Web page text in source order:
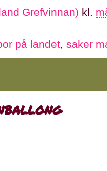
Grefvinnan) kl.
på landet saker